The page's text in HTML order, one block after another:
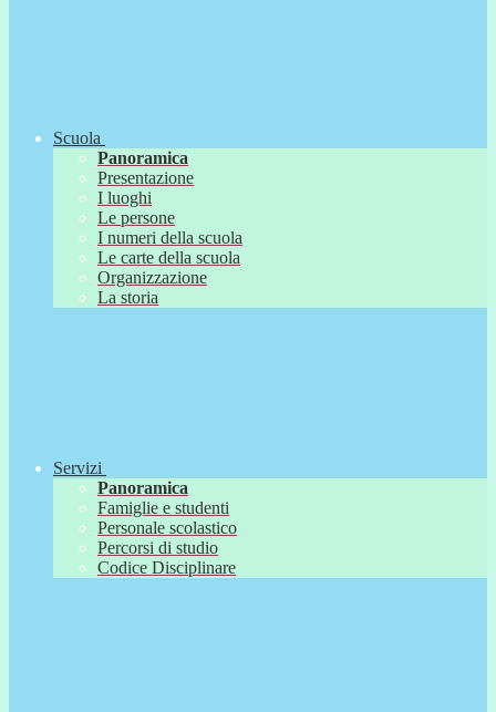
Scuola
Panoramica
Presentazione
I luoghi
Le persone
I numeri della scuola
Le carte della scuola
Organizzazione
La storia
Servizi
Panoramica
Famiglie e studenti
Personale scolastico
Percorsi di studio
Codice Disciplinare